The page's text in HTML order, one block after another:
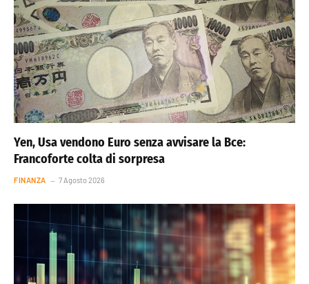
Yen, Usa vendono Euro senza avvisare la Bce:
Francoforte colta di sorpresa
FINANZA 7 Agosto 2026